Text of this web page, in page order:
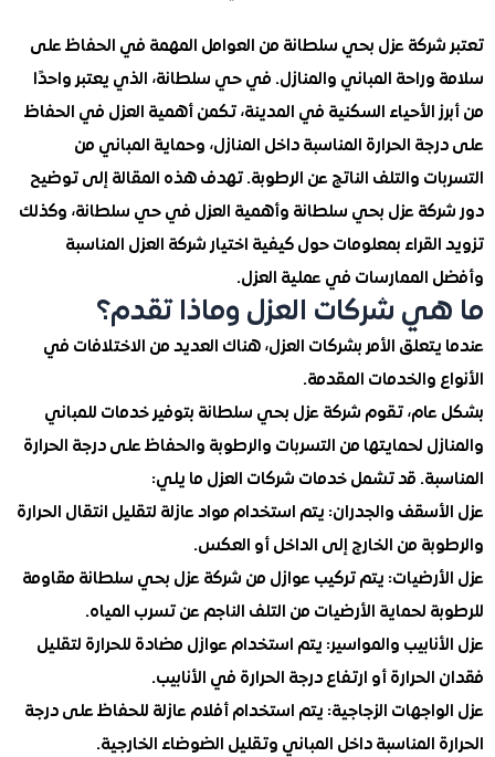
عزل بحي سلطانة من العوامل المهمة في الحفاظ على
المباني والمنازل. في حي سلطانة، الذي يعتبر واحدًا
الأحياء السكنية في المدينة، تكمن أهمية العزل في الحفاظ
الحرارة المناسبة داخل المنازل، وحماية المباني من
والتلف الناتج عن الرطوبة. تهدف هذه المقالة إلى توضيح
عزل بحي سلطانة وأهمية العزل في حي سلطانة، وكذلك
بمعلومات حول كيفية اختيار شركة العزل المناسبة
في عملية العزل.
شركات العزل وماذا تقدم؟
الأمر بشركات العزل، هناك العديد من الاختلافات في
والخدمات المقدمة.
تقوم شركة عزل بحي سلطانة بتوفير خدمات للمباني
لحمايتها من التسربات والرطوبة والحفاظ على درجة الحرارة
قد تشمل خدمات شركات العزل ما يلي:
والجدران: يتم استخدام مواد عازلة لتقليل انتقال الحرارة
من الخارج إلى الداخل أو العكس.
يتم تركيب عوازل من شركة عزل بحي سلطانة مقاومة
لحماية الأرضيات من التلف الناجم عن تسرب المياه.
والمواسير: يتم استخدام عوازل مضادة للحرارة لتقليل
أو ارتفاع درجة الحرارة في الأنابيب.
الزجاجية: يتم استخدام أفلام عازلة للحفاظ على درجة
المناسبة داخل المباني وتقليل الضوضاء الخارجية.